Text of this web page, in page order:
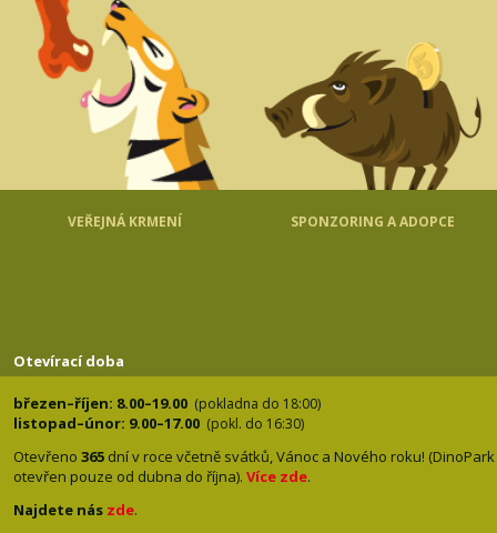
VEŘEJNÁ KRMENÍ SPONZORING A ADOPCE
Otevírací doba
březen–říjen: 8.00–19.00 (pokladna do 18:00)
listopad–únor: 9.00–17.00 (pokl. do 16:30)
Otevřeno 365 dní v roce včetně svátků, Vánoc a Nového roku! (DinoPark
otevřen pouze od dubna do října). Více zde.
Najdete nás zde.